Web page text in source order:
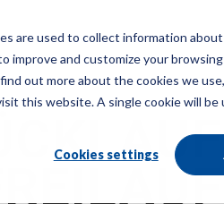
are used to collect information
improve and customize your
out more about the cookies we
this website. A single cookie will
Cookies settings